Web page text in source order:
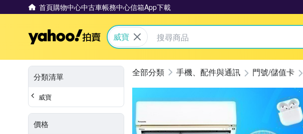
首頁購物中心中古車帳務中心信箱App下載
Yahoo拍賣
威寶
分類清單
威寶
價格
手機、配件與通訊 門號/儲值卡